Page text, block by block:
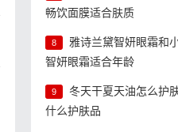
畅饮面膜适合肤质
8
雅诗兰黛智妍眼霜和
智妍眼霜适合年龄
9
冬天干夏天油怎么护
什么护肤品